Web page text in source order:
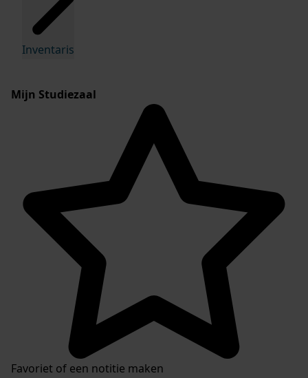
Inventaris
Mijn Studiezaal
Favoriet of een notitie maken